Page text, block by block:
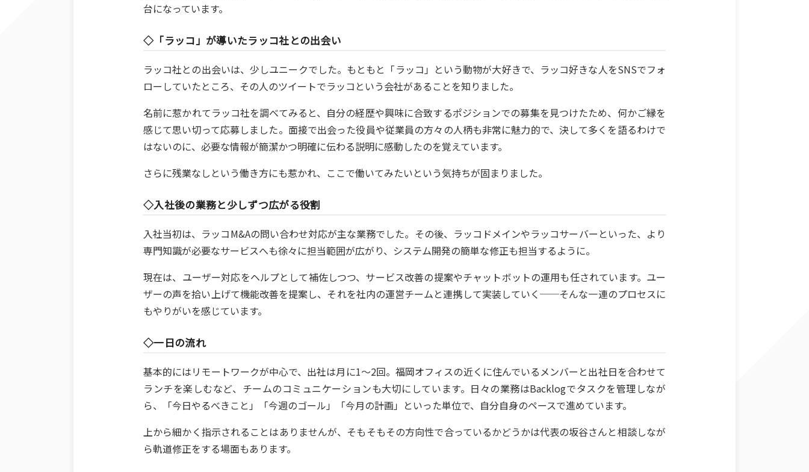
台になっています。
◇「ラッコ」が導いたラッコ社との出会い
ラッコ社との出会いは、少しユニークでした。もともと「ラッコ」という動物が大好きで、ラッコ好きな人をSNSでフォ
ローしていたところ、その人のツイートでラッコという会社があることを知りました。
名前に惹かれてラッコ社を調べてみると、自分の経歴や興味に合致するポジションでの募集を見つけたため、何かご縁を
感じて思い切って応募しました。面接で出会った役員や従業員の方々の人柄も非常に魅力的で、決して多くを語るわけで
はないのに、必要な情報が簡潔かつ明確に伝わる説明に感動したのを覚えています。
さらに残業なしという働き方にも惹かれ、ここで働いてみたいという気持ちが固まりました。
◇入社後の業務と少しずつ広がる役割
入社当初は、ラッコM&Aの問い合わせ対応が主な業務でした。その後、ラッコドメインやラッコサーバーといった、より
専門知識が必要なサービスへも徐々に担当範囲が広がり、システム開発の簡単な修正も担当するように。
現在は、ユーザー対応をヘルプとして補佐しつつ、サービス改善の提案やチャットボットの運用も任されています。ユー
ザーの声を拾い上げて機能改善を提案し、それを社内の運営チームと連携して実装していく──そんな一連のプロセスに
もやりがいを感じています。
◇一日の流れ
基本的にはリモートワークが中心で、出社は月に1〜2回。福岡オフィスの近くに住んでいるメンバーと出社日を合わせて
ランチを楽しむなど、チームのコミュニケーションも大切にしています。日々の業務はBacklogでタスクを管理しなが
ら、「今日やるべきこと」「今週のゴール」「今月の計画」といった単位で、自分自身のペースで進めています。
上から細かく指示されることはありませんが、そもそもその方向性で合っているかどうかは代表の坂谷さんと相談しなが
ら軌道修正をする場面もあります。